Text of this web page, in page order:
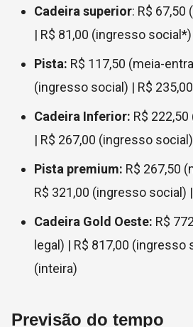
Cadeira superior: R$ 67,50
| R$ 81,00 (ingresso
Pista: R$ 117,50 (meia-
(ingresso social) | R$
Cadeira Inferior: R$
| R$ 267,00 (ingresso
Pista premium: R$ 267,50
R$ 321,00 (ingresso social)
Cadeira Gold Oeste: R$
legal) | R$ 817,00 (ingresso
(inteira)
Previsão do tempo